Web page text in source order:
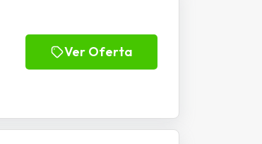
Ver Oferta